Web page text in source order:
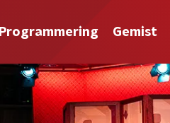
Programmering Gemist